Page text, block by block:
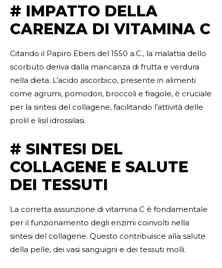
# IMPATTO DELLA
CARENZA DI VITAMINA C
Citando il Papiro Ebers del 1550 a.C., la malattia dello
scorbuto deriva dalla mancanza di frutta e verdura
nella dieta. L’acido ascorbico, presente in alimenti
come agrumi, pomodori, broccoli e fragole, è cruciale
per la sintesi del collagene, facilitando l’attività delle
prolil e lisil idrossilasi.
# SINTESI DEL
COLLAGENE E SALUTE
DEI TESSUTI
La corretta assunzione di vitamina C è fondamentale
per il funzionamento degli enzimi coinvolti nella
sintesi del collagene. Questo contribuisce alla salute
della pelle, dei vasi sanguigni e dei tessuti molli.